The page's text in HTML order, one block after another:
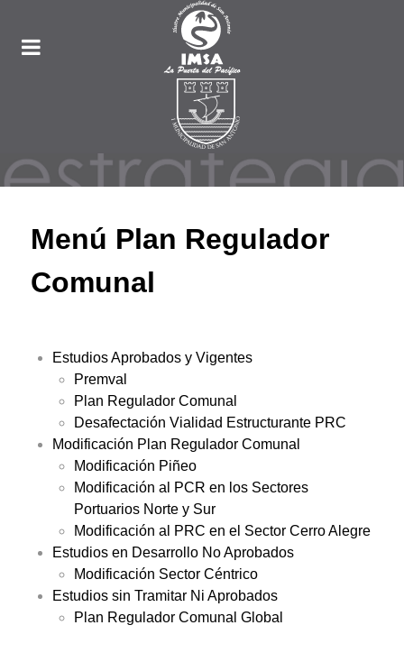
Menú Plan Regulador
Comunal
Estudios Aprobados y Vigentes
Premval
Plan Regulador Comunal
Desafectación Vialidad Estructurante PRC
Modificación Plan Regulador Comunal
Modificación Piñeo
Modificación al PCR en los Sectores
Portuarios Norte y Sur
Modificación al PRC en el Sector Cerro Alegre
Estudios en Desarrollo No Aprobados
Modificación Sector Céntrico
Estudios sin Tramitar Ni Aprobados
Plan Regulador Comunal Global